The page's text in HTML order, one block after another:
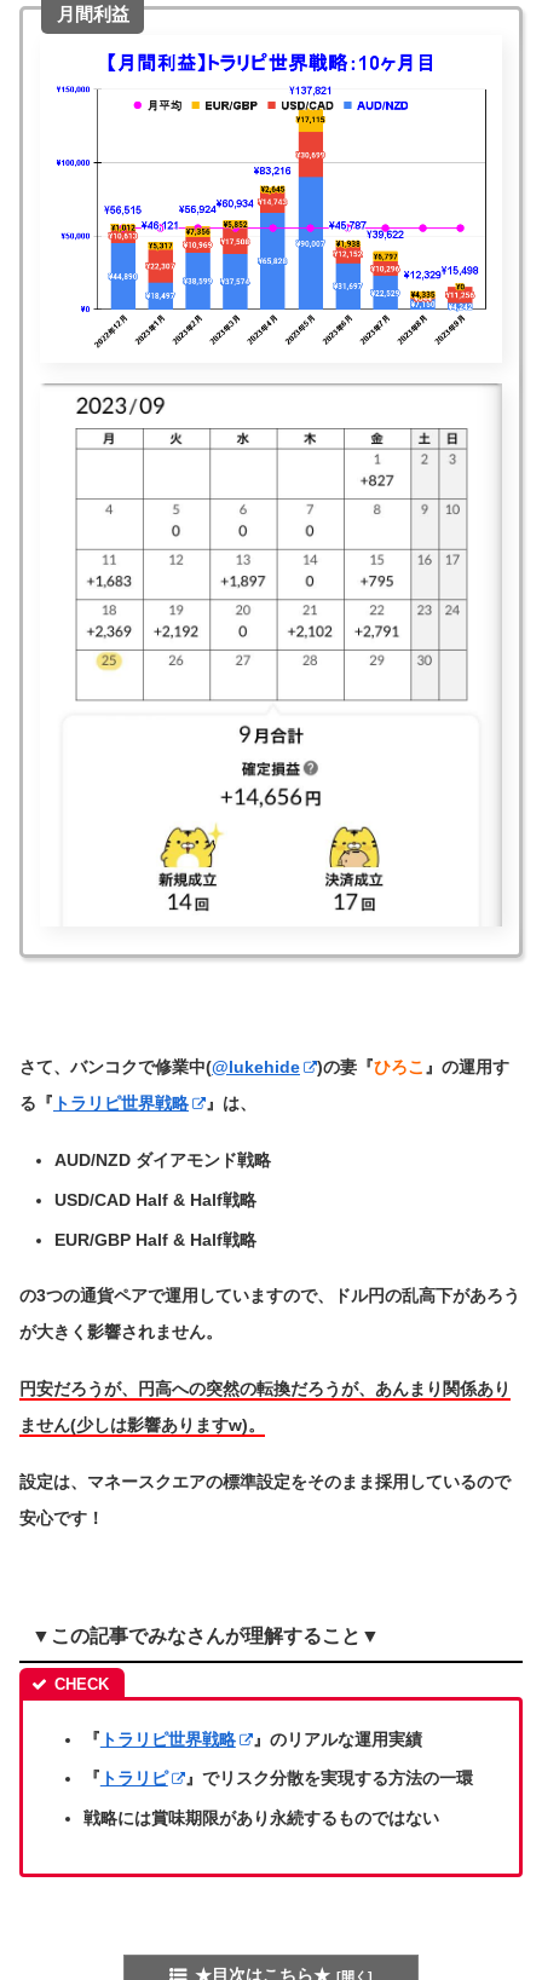
月間利益
さて、バンコクで修業中(@lukehide )の妻『ひろこ』の運用す
る 『 トラリピ世界戦略 』は、
AUD/NZD ダイアモンド戦略
USD/CAD Half & Half戦略
EUR/GBP Half & Half戦略
の3つの通貨ペアで運用していますので、ドル円の乱高下があろう
が大きく影響されません。
円安だろうが、円高への突然の転換だろうが、あんまり関係あり
ません(少しは影響ありますw)。
設定は、マネースクエアの標準設定をそのまま採用しているので
安心です！
▼この記事でみなさんが理解すること▼
『 トラリピ世界戦略 』のリアルな運用実績
『 トラリピ 』でリスク分散を実現する方法の一環
戦略には賞味期限があり永続するものではない
★目次はこちら★